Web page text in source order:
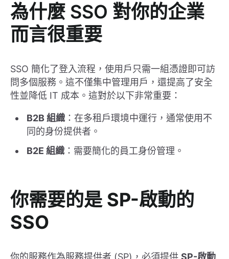
為什麼 SSO 對你的企業
而言很重要
SSO 簡化了登入流程，使用戶只需一組憑證即可訪
問多個服務。這不僅集中管理用戶，還提高了安全
性並降低 IT 成本。這對於以下非常重要：
B2B 組織 ：在多租戶環境中運行，通常使用不
同的身份提供者。
B2E 組織 ：需要簡化的員工身份管理。
你需要的是 SP-啟動的
SSO
你的服務作為服務提供者 (SP)，必須提供 SP-啟動